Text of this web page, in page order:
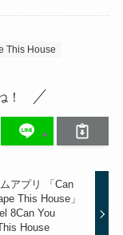
This House
！
アプリ 「Can
This House」
8Can You
House